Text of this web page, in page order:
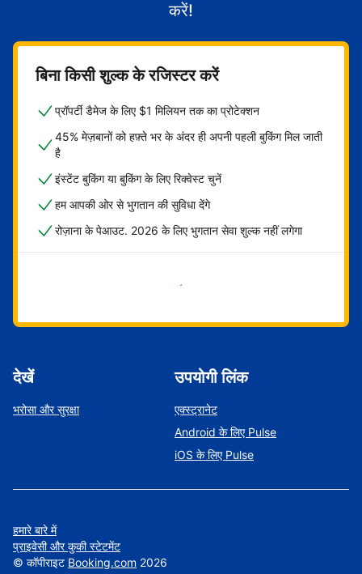
करें!
बिना किसी शुल्क के रजिस्टर करें
प्रॉपर्टी डैमेज के लिए $1 मिलियन तक का प्रोटेक्शन
45% मेज़बानों को हफ़्ते भर के अंदर ही अपनी पहली बुकिंग मिल जाती
है
इंस्टेंट बुकिंग या बुकिंग के लिए रिक्वेस्ट चुनें
हम आपकी ओर से भुगतान की सुविधा देंगे
रोज़ाना के पेआउट. 2026 के लिए भुगतान सेवा शुल्क नहीं लगेगा
अभी शुरू करें
देखें
भरोसा और सुरक्षा
उपयोगी लिंक
एक्स्ट्रानेट
Android के लिए Pulse
iOS के लिए Pulse
हमारे बारे में
प्राइवेसी और कुकी स्टेटमेंट
© कॉपीराइट Booking.com 2026